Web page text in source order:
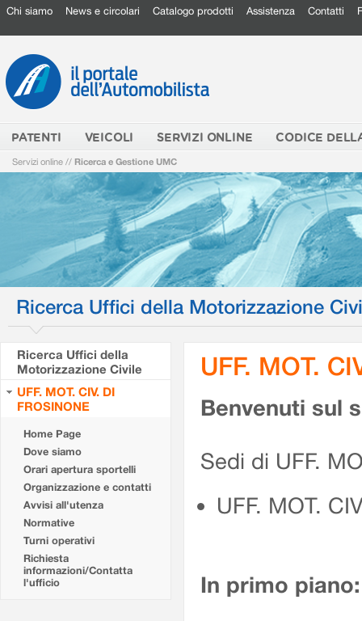
Chi siamo News e circolari Catalogo prodotti Assistenza Contatti
PATENTI VEICOLI SERVIZI ONLINE CODICE
Servizi online // Ricerca e Gestione UMC
Ricerca Uffici della Motorizzazione
Ricerca Uffici della
Motorizzazione Civile
UFF. MOT. CIV. DI
FROSINONE
Home Page
Dove siamo
Orari apertura sportelli
Organizzazione e contatti
Avvisi all'utenza
Normative
Turni operativi
Richiesta
informazioni/Contatta
l'ufficio
UFF. MOT.
Benvenuti sul
Sedi di UFF.
UFF. MOT.
In primo piano: